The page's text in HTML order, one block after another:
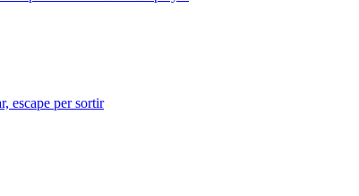
escape per sortir